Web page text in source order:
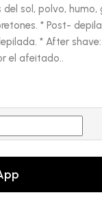
sol, polvo, humo,
* Post-
* After
el afeitado..